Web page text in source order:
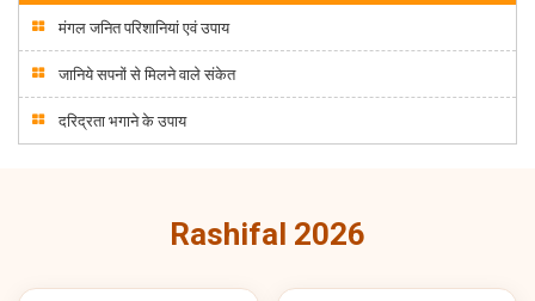
मंगल जनित परिशानियां एवं उपाय
जानिये सपनों से मिलने वाले संकेत
दरिद्रता भगाने के उपाय
Rashifal 2026